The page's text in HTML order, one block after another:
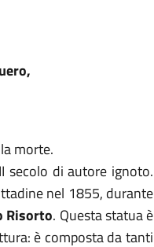
morte.
secolo di autore ignoto.
nel 1855, durante
Risorto. Questa statua è
è composta da tanti